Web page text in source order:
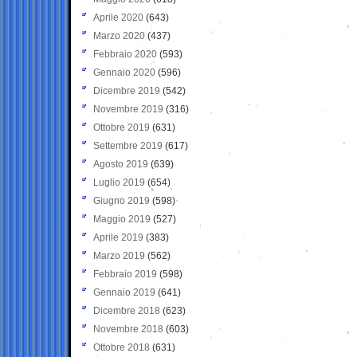
Aprile 2020 (643)
Marzo 2020 (437)
Febbraio 2020 (593)
Gennaio 2020 (596)
Dicembre 2019 (542)
Novembre 2019 (316)
Ottobre 2019 (631)
Settembre 2019 (617)
Agosto 2019 (639)
Luglio 2019 (654)
Giugno 2019 (598)
Maggio 2019 (527)
Aprile 2019 (383)
Marzo 2019 (562)
Febbraio 2019 (598)
Gennaio 2019 (641)
Dicembre 2018 (623)
Novembre 2018 (603)
Ottobre 2018 (631)